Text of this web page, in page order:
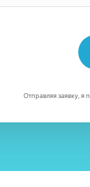
Отправляя заявку,